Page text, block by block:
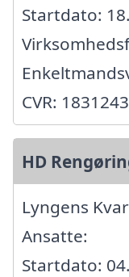
Startdato:
CVR:
HD
Lyngens
Ansatte:
Startdato: